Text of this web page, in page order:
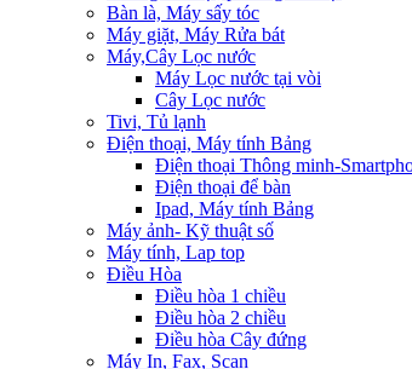
Bàn là, Máy sấy tóc
Máy giặt, Máy Rửa bát
Máy,Cây Lọc nước
Máy Lọc nước tại vòi
Cây Lọc nước
Tivi, Tủ lạnh
Điện thoại, Máy tính Bảng
Điện thoại Thông minh-
Điện thoại để bàn
Ipad, Máy tính Bảng
Máy ảnh- Kỹ thuật số
Máy tính, Lap top
Điều Hòa
Điều hòa 1 chiều
Điều hòa 2 chiều
Điều hòa Cây đứng
Máy In, Fax, Scan